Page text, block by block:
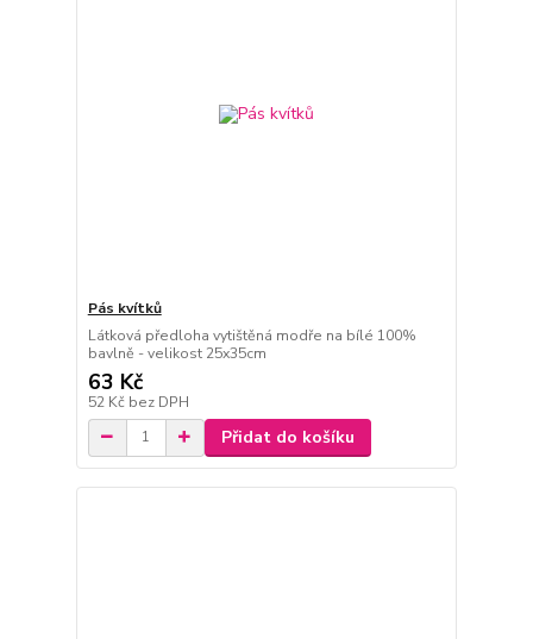
Pás kvítků
Látková předloha vytištěná modře na bílé 100%
bavlně - velikost 25x35cm
63 Kč
52 Kč bez DPH
Přidat do košíku